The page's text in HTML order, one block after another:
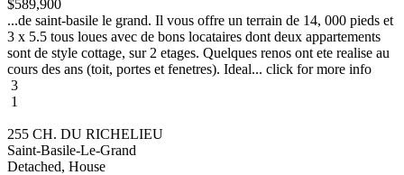
$589,900
...de saint-basile le grand. Il vous offre un terrain de 14, 000 pieds et
3 x 5.5 tous loues avec de bons locataires dont deux appartements
sont de style cottage, sur 2 etages. Quelques renos ont ete realise au
cours des ans (toit, portes et fenetres). Ideal... click for more info
3
1
255 CH. DU RICHELIEU
Saint-Basile-Le-Grand
Detached, House